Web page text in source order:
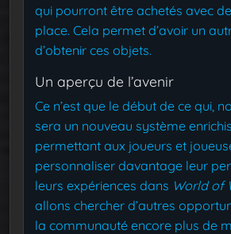
qui pourront être achetés avec
place. Cela permet d’avoir un
d’obtenir ces objets.
Un aperçu de l’avenir
Ce n’est que le début de ce qui,
sera un nouveau système
permettant aux joueurs et
personnaliser davantage leur
leurs expériences dans World of
allons chercher d’autres
la communauté encore plus de